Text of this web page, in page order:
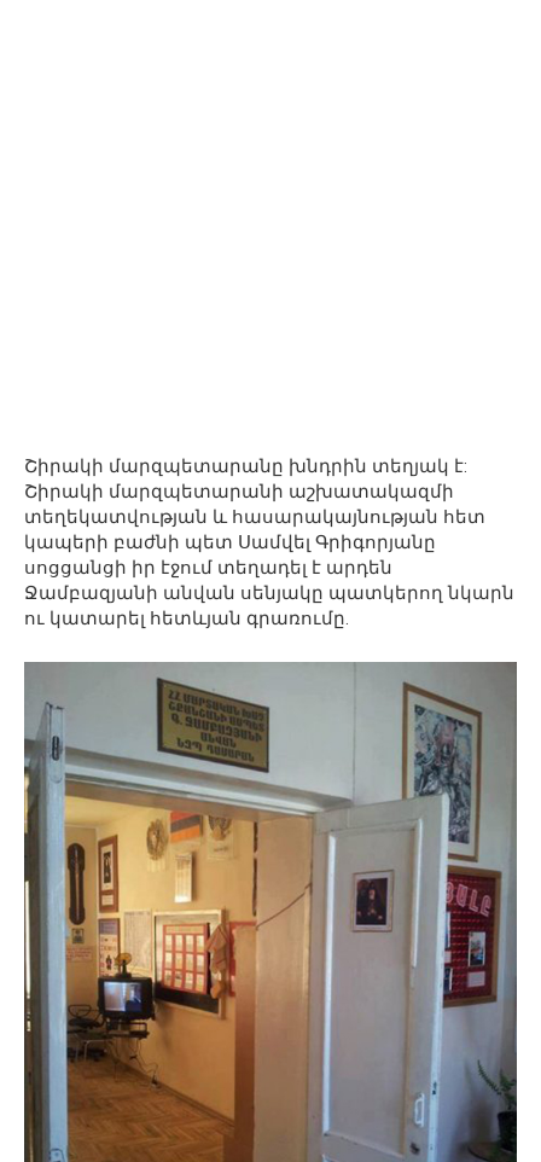
Շիրակի մարզպետարանը խնդրին տեղյակ է:
Շիրակի մարզպետարանի աշխատակազմի
տեղեկատվության և հասարակայնության հետ
կապերի բաժնի պետ Սամվել Գրիգորյանը
սոցցանցի իր էջում տեղադել է արդեն
Ջամբազյանի անվան սենյակը պատկերող նկարն
ու կատարել հետևյան գրառումը.